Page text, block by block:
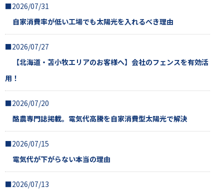
■2026/07/31
自家消費率が低い工場でも太陽光を入れるべき理由
■2026/07/27
【北海道・苫小牧エリアのお客様へ】会社のフェンスを有効活
用！
■2026/07/20
酪農専門誌掲載。電気代高騰を自家消費型太陽光で解決
■2026/07/15
電気代が下がらない本当の理由
■2026/07/13